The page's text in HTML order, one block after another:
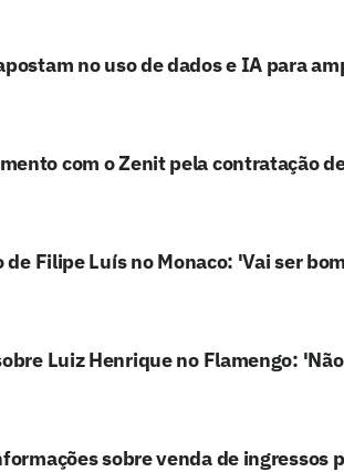
no uso de dados e IA para
com o Zenit pela contratação
Filipe Luís no Monaco: 'Vai ser
Luiz Henrique no Flamengo:
sobre venda de ingressos